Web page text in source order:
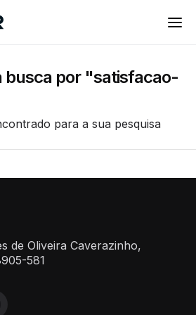
busca por "satisfacao-
para a sua pesquisa
de Oliveira Caverazinho,
581